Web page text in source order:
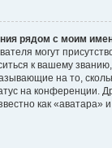
рядом с моим
могут
к вашему
на то,
на конференции.
как «аватара»